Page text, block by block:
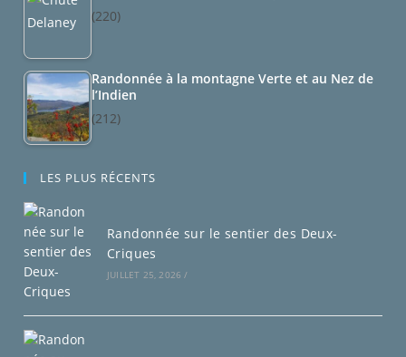
(220)
Randonnée à la montagne Verte et au Nez de
l’Indien
(212)
LES PLUS RÉCENTS
Randonnée sur le sentier des Deux-
Criques
JUILLET 25, 2026 /